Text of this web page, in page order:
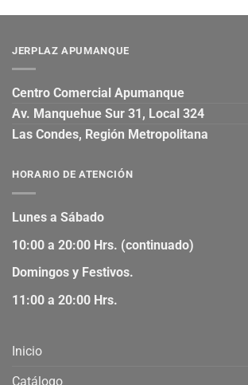
JERPLAZ APUMANQUE
Centro Comercial Apumanque
Av. Manquehue Sur 31, Local 324
Las Condes, Región Metropolitana
HORARIO DE ATENCIÓN
Lunes a Sábado
10:00 a 20:00 Hrs. (continuado)
Domingos y Festivos.
11:00 a 20:00 Hrs.
Inicio
Catálogo